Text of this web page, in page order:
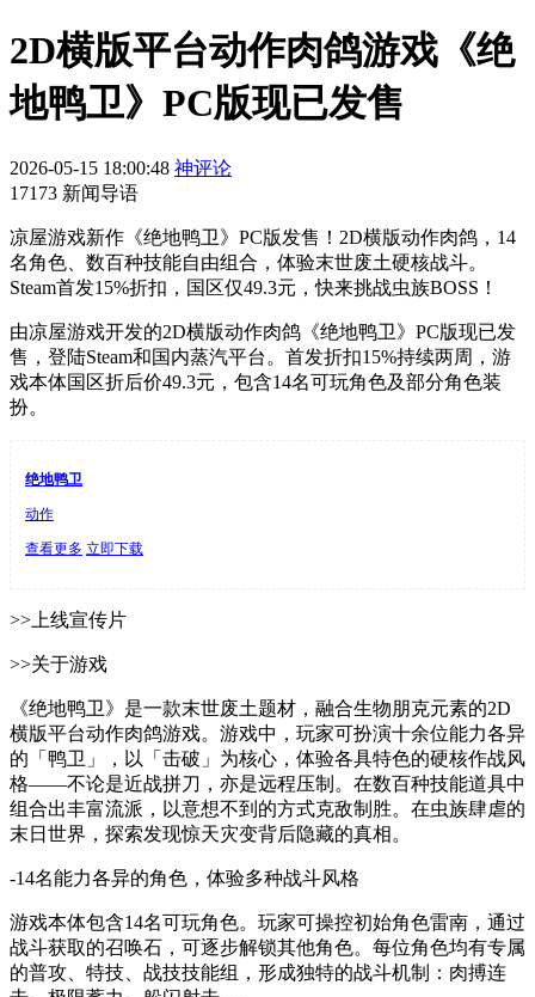
2D横版平台动作肉鸽游戏《绝
地鸭卫》PC版现已发售
2026-05-15 18:00:48 神评论
17173 新闻导语
凉屋游戏新作《绝地鸭卫》PC版发售！2D横版动作肉鸽，14
名角色、数百种技能自由组合，体验末世废土硬核战斗。
Steam首发15%折扣，国区仅49.3元，快来挑战虫族BOSS！
由凉屋游戏开发的2D横版动作肉鸽《绝地鸭卫》PC版现已发
售，登陆Steam和国内蒸汽平台。首发折扣15%持续两周，游
戏本体国区折后价49.3元，包含14名可玩角色及部分角色装
扮。
绝地鸭卫
动作
查看更多 立即下载
>>上线宣传片
>>关于游戏
《绝地鸭卫》是一款末世废土题材，融合生物朋克元素的2D
横版平台动作肉鸽游戏。游戏中，玩家可扮演十余位能力各异
的「鸭卫」，以「击破」为核心，体验各具特色的硬核作战风
格——不论是近战拼刀，亦是远程压制。在数百种技能道具中
组合出丰富流派，以意想不到的方式克敌制胜。在虫族肆虐的
末日世界，探索发现惊天灾变背后隐藏的真相。
-14名能力各异的角色，体验多种战斗风格
游戏本体包含14名可玩角色。玩家可操控初始角色雷南，通过
战斗获取的召唤石，可逐步解锁其他角色。每位角色均有专属
的普攻、特技、战技技能组，形成独特的战斗机制：肉搏连